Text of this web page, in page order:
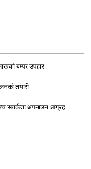
बम्पर उपहार
तयारी
सतर्कता अपनाउन आग्रह